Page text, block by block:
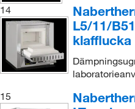
14
L5/11/
klafflucka
15